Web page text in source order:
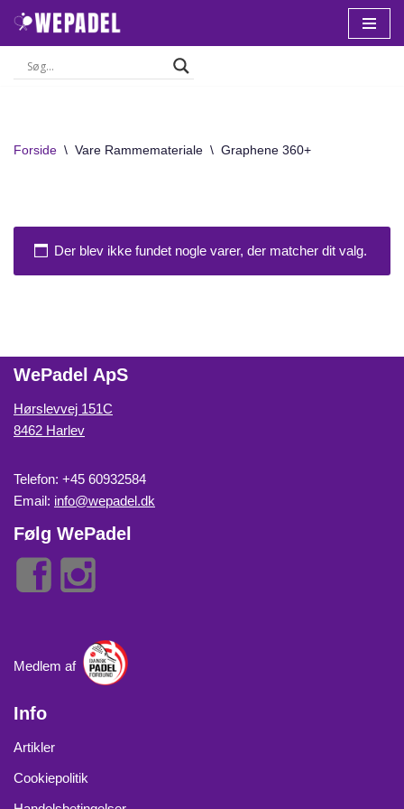
Spring
Forside \ Vare Rammemateriale \ Graphene 360+
Der blev ikke fundet nogle varer, der matcher dit valg.
WePadel ApS
Hørslevvej 151C
8462 Harlev
Telefon: +45 60932584
Email: info@wepadel.dk
Følg WePadel
Medlem af
Info
Artikler
Cookiepolitik